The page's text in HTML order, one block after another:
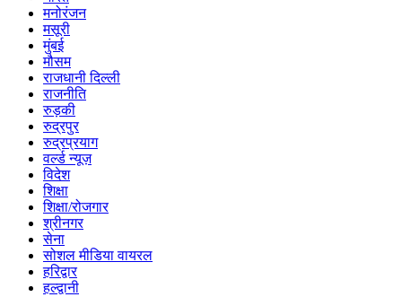
मनोरंजन
मसूरी
मुंबई
मौसम
राजधानी दिल्ली
राजनीति
रुड़की
रुद्रपुर
रुद्रप्रयाग
वर्ल्ड न्यूज़
विदेश
शिक्षा
शिक्षा/रोजगार
श्रीनगर
सेना
सोशल मीडिया वायरल
हरिद्वार
हल्द्वानी